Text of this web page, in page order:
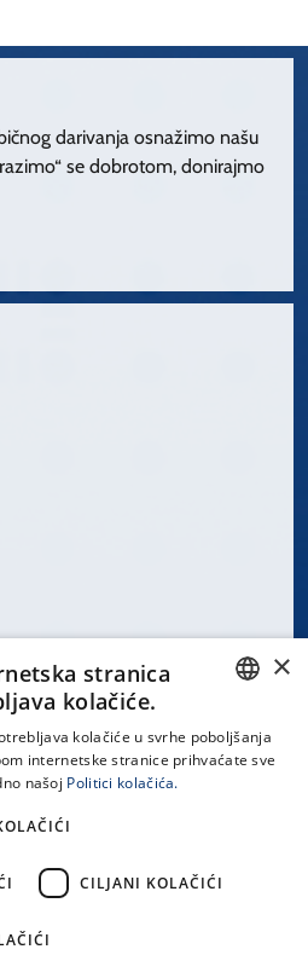
darivanja osnažimo našu
se dobrotom, donirajmo
CROATIAN
×
stranica
kolačiće.
kolačiće u svrhe poboljšanja
internetske stranice prihvaćate sve
našoj Politici kolačića.
CILJANI KOLAČIĆI